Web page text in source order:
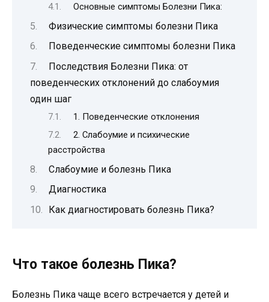
Основные симптомы Болезни Пика:
Физические симптомы болезни Пика
Поведенческие симптомы болезни Пика
Последствия Болезни Пика: от
поведенческих отклонений до слабоумия
один шаг
1. Поведенческие отклонения
2. Слабоумие и психические
расстройства
Слабоумие и болезнь Пика
Диагностика
Как диагностировать болезнь Пика?
Что такое болезнь Пика?
Болезнь Пика чаще всего встречается у детей и